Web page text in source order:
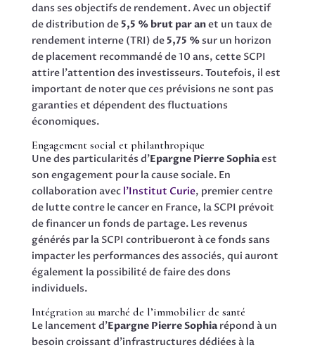
dans ses objectifs de rendement. Avec un objectif
de distribution de 5,5 % brut par anet un taux de
rendement interne (TRI) de 5,75 %sur un horizon
de placement recommandé de 10 ans, cette SCPI
attire l’attention des investisseurs. Toutefois, il est
important de noter que ces prévisions ne sont pas
garanties et dépendent des fluctuations
économiques.
Engagement social et philanthropique
Une des particularités d’Epargne Pierre Sophiaest
son engagement pour la cause sociale. En
collaboration avec l’Institut Curie, premier centre
de lutte contre le cancer en France, la SCPI prévoit
de financer un fonds de partage. Les revenus
générés par la SCPI contribueront à ce fonds sans
impacter les performances des associés, qui auront
également la possibilité de faire des dons
individuels.
Intégration au marché de l’immobilier de santé
Le lancement d’Epargne Pierre Sophiarépond à un
besoin croissant d’infrastructures dédiées à la